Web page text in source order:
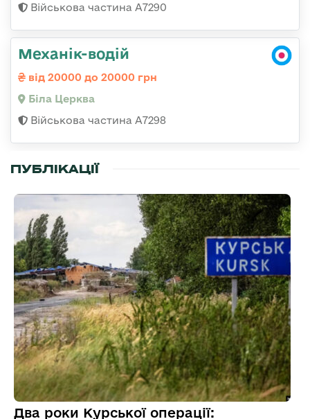
Військова частина А7290
Механік-водій
від 20000 до 20000 грн
Біла Церква
Військова частина А7298
ПУБЛІКАЦІЇ
Два роки Курської операції: